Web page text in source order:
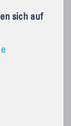
sich auf